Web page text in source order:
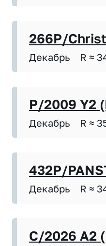
266P/
Декабрь R ≈
P/2009 Y2
Декабрь R ≈
432P/
Декабрь R ≈
C/2026 A2